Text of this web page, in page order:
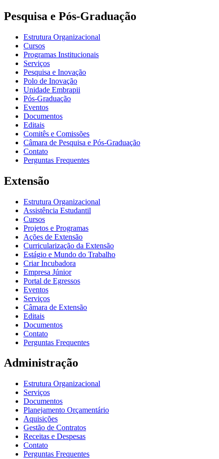
Pesquisa e Pós-Graduação
Estrutura Organizacional
Cursos
Programas Institucionais
Serviços
Pesquisa e Inovação
Polo de Inovação
Unidade Embrapii
Pós-Graduação
Eventos
Documentos
Editais
Comitês e Comissões
Câmara de Pesquisa e Pós-Graduação
Contato
Perguntas Frequentes
Extensão
Estrutura Organizacional
Assistência Estudantil
Cursos
Projetos e Programas
Ações de Extensão
Curricularização da Extensão
Estágio e Mundo do Trabalho
Criar Incubadora
Empresa Júnior
Portal de Egressos
Eventos
Serviços
Câmara de Extensão
Editais
Documentos
Contato
Perguntas Frequentes
Administração
Estrutura Organizacional
Serviços
Documentos
Planejamento Orçamentário
Aquisições
Gestão de Contratos
Receitas e Despesas
Contato
Perguntas Frequentes